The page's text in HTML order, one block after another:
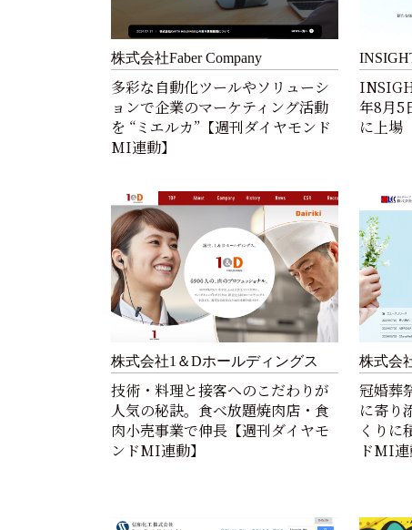
株式会社Faber Company
多彩な自動化ツールやソリューシ
ョンで企業のマーケティング活動
を “ミエルカ”【週刊ダイヤモンド
MI連動】
年8月5
に上場
株式会社1＆Dホールディングス
技術・料理と接客へのこだわりが
人気の秘訣。食べ放題焼肉店・食
肉小売事業で伸長【週刊ダイヤモ
ンドMI連動】
株式会
冠婚葬
に寄り
くりに
ドMI連